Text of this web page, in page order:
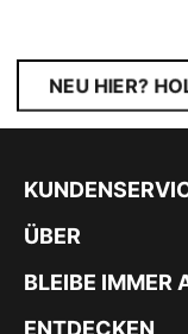
NEU HIER?
ÜBER
BLEIBE IMMER
ENTDECKEN